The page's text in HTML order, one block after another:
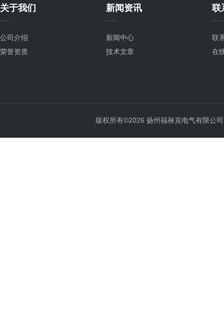
关于我们
公司介绍
荣誉资质
新闻资讯
新闻中心
技术文章
联
联
在
版权所有©2026 扬州福禄克电气有限公